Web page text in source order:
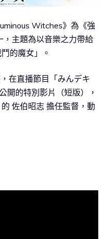
Witches》為《強
主題為以音樂之力帶給
的魔女」。
在直播節目「みんデキ
開的特別影片（短版），
佐伯昭志 擔任監督，動